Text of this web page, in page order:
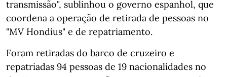
transmissão", sublinhou o governo espanhol, que
coordena a operação de retirada de pessoas no
"MV Hondius" e de repatriamento.
Foram retiradas do barco de cruzeiro e
repatriadas 94 pessoas de 19 nacionalidades no